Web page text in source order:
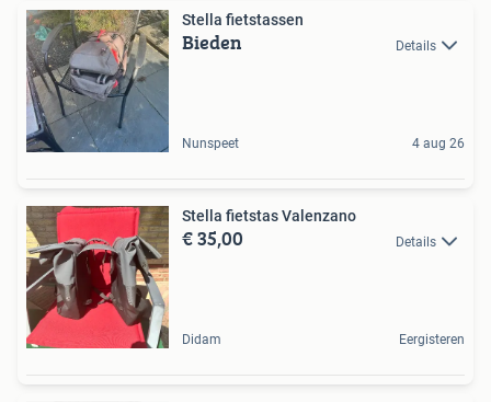
Stella fietstassen
Bieden Details
Nunspeet 4 aug 26
Stella fietstas Valenzano
€ 35,00 Details
Didam Eergisteren